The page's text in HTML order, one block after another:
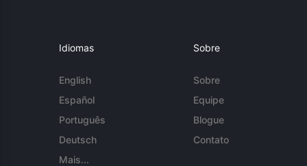
Idiomas
English
Español
Português
Deutsch
Mais...
Sobre
Sobre
Equipe
Blogue
Contato